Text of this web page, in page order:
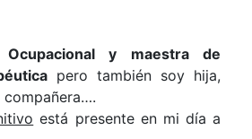
Ocupacional y maestra de
pero también soy hija,
compañera….
está presente en mi día a